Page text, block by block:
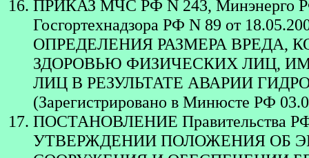
ПРИКАЗ МЧС РФ N 243, Минэнерго
Госгортехнадзора РФ N 89 от
ОПРЕДЕЛЕНИЯ РАЗМЕРА ВРЕДА,
ЗДОРОВЬЮ ФИЗИЧЕСКИХ ЛИЦ,
ЛИЦ В РЕЗУЛЬТАТЕ АВАРИИ
(Зарегистрировано в Минюсте РФ
ПОСТАНОВЛЕНИЕ Правительства РФ
УТВЕРЖДЕНИИ ПОЛОЖЕНИЯ ОБ